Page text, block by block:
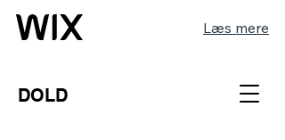
Læs mere